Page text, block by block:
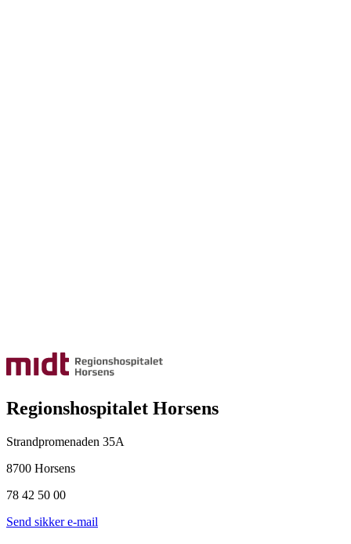
Regionshospitalet Horsens
Strandpromenaden 35A
8700 Horsens
78 42 50 00
Send sikker e-mail